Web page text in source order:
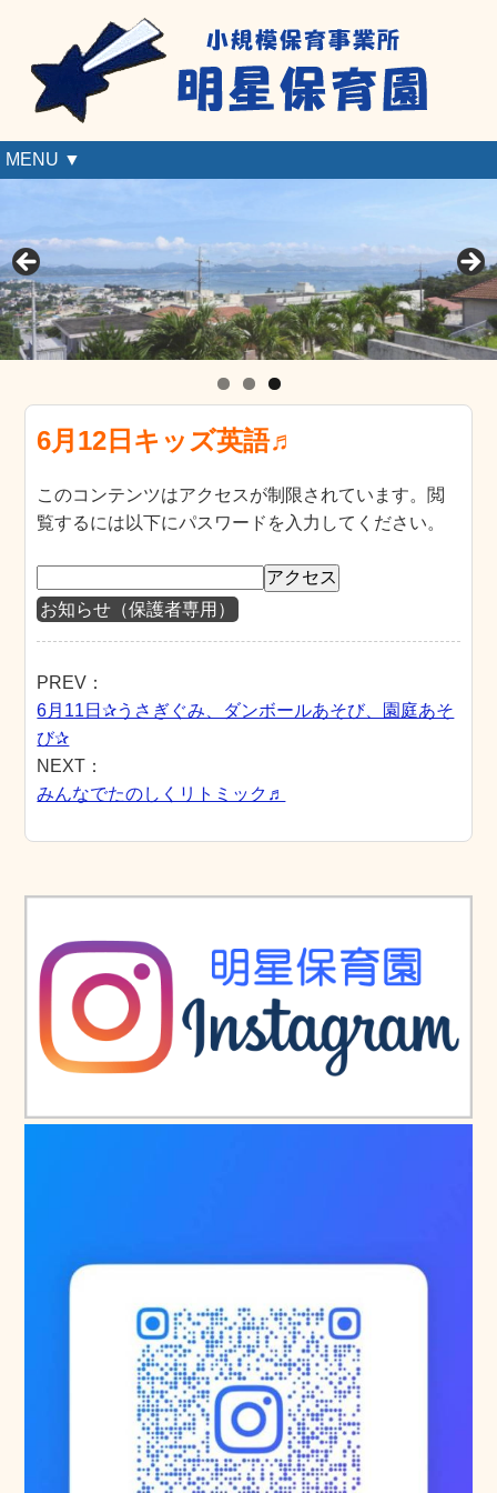
MENU ▼
6月12日キッズ英語♬
このコンテンツはアクセスが制限されています。閲
覧するには以下にパスワードを入力してください。
お知らせ（保護者専用）
PREV：
6月11日✰うさぎぐみ、ダンボールあそび、園庭あそ
び✰
NEXT：
みんなでたのしくリトミック♬